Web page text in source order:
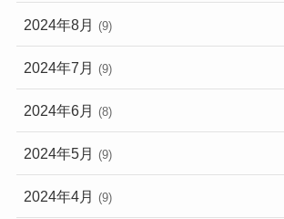
2024年8月 (9)
2024年7月 (9)
2024年6月 (8)
2024年5月 (9)
2024年4月 (9)